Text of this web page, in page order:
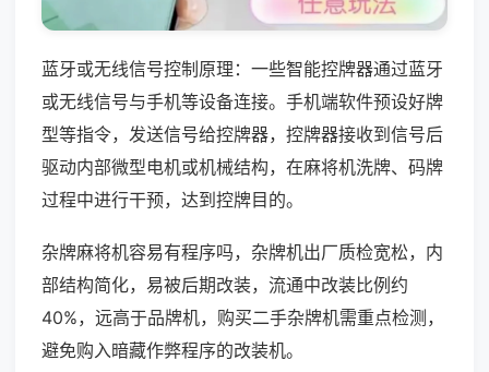
蓝牙或无线信号控制原理：一些智能控牌器通过蓝牙
或无线信号与手机等设备连接。手机端软件预设好牌
型等指令，发送信号给控牌器，控牌器接收到信号后
驱动内部微型电机或机械结构，在麻将机洗牌、码牌
过程中进行干预，达到控牌目的。
杂牌麻将机容易有程序吗，杂牌机出厂质检宽松，内
部结构简化，易被后期改装，流通中改装比例约
40%，远高于品牌机，购买二手杂牌机需重点检测，
避免购入暗藏作弊程序的改装机。